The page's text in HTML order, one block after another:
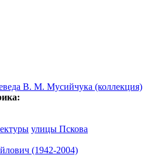
В. М. Мусийчука (коллекция)
улицы Пскова
(1942-2004)